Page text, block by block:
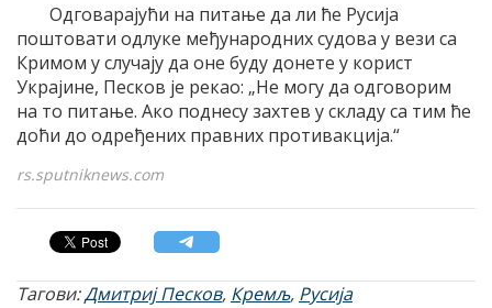
Одговарајући на питање да ли ће Русија
поштовати одлуке међународних судова у вези са
Кримом у случају да оне буду донете у корист
Украјине, Песков је рекао: „Не могу да одговорим
на то питање. Ако поднесу захтев у складу са тим ће
доћи до одређених правних противакција.“
rs.sputniknews.com
Тагови:Дмитриј Песков, Кремљ, Русија